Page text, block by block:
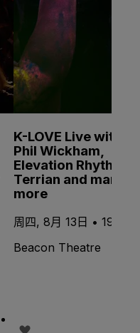
K-LOVE Live with
Phil Wickham,
Elevation Rhythm,
Terrian and many
more
周四, 8月 13日 • 19:30
Beacon Theatre